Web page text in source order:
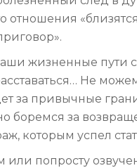
отношения
жизненные пути
Не
за привычные
боремся за
которым успел
попросту